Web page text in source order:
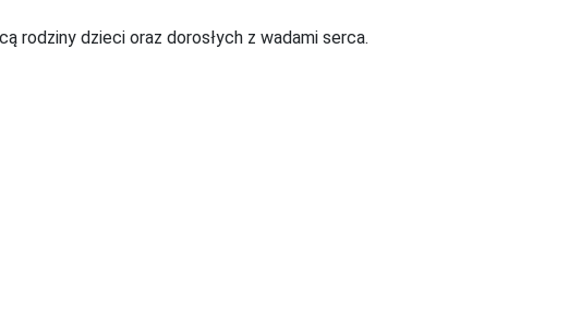
rodziny dzieci oraz dorosłych z wadami serca.